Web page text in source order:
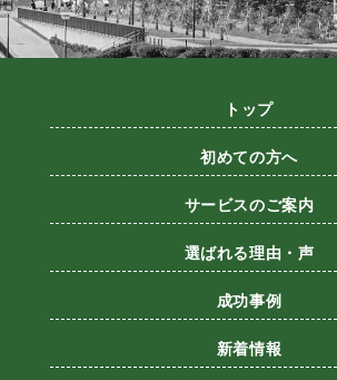
トップ
初めての方へ
サービスのご案内
選ばれる理由・声
成功事例
新着情報